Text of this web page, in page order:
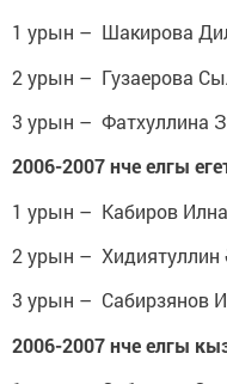
1 урын – Шакирова
2 урын – Гузаерова
3 урын – Фатхуллина
2006-2007 нче елгы
1 урын – Кабиров
2 урын –
3 урын – Сабирзянов
2006-2007 нче елгы